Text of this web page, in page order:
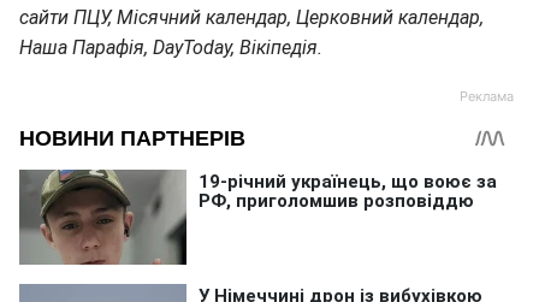
сайти ПЦУ, Місячний календар, Церковний календар,
Наша Парафія, DayToday, Вікіпедія.